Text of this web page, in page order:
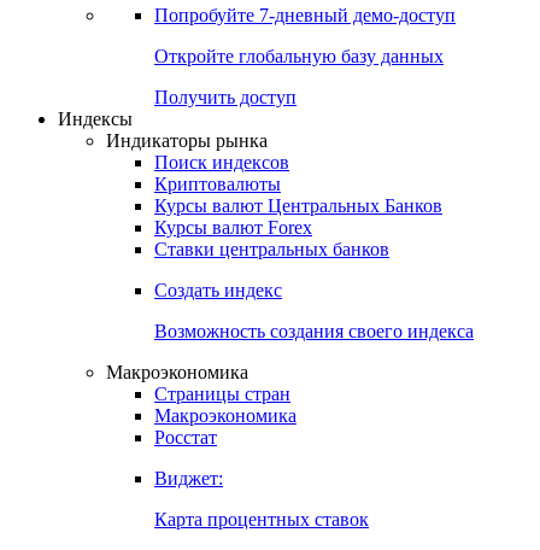
Попробуйте 7-дневный демо-доступ
Откройте глобальную базу данных
Получить доступ
Индексы
Индикаторы рынка
Поиск индексов
Криптовалюты
Курсы валют Центральных Банков
Курсы валют Forex
Ставки центральных банков
Создать индекс
Возможность создания своего индекса
Макроэкономика
Страницы стран
Макроэкономика
Росстат
Виджет:
Карта процентных ставок